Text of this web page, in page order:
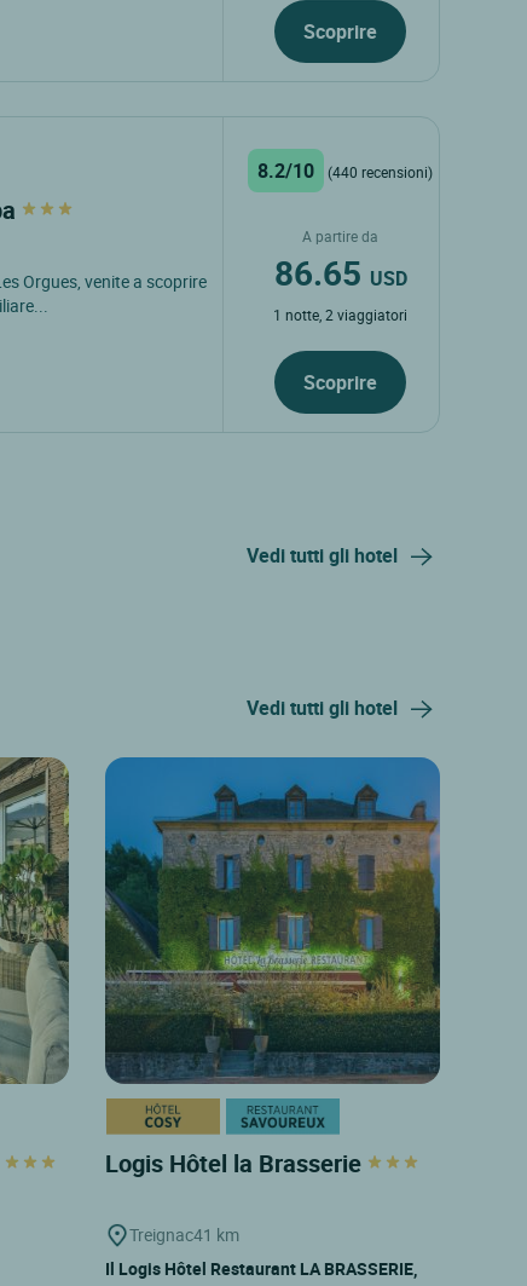
Scoprire
Orgues, venite a scoprire
8.2/10 (440 recensioni)
A partire da
86.65 USD
1 notte, 2 viaggiatori
Scoprire
Vedi tutti gli hotel
Vedi tutti gli hotel
Logis Hôtel la Brasserie
Treignac41 km
Il Logis Hôtel Restaurant LA BRASSERIE,